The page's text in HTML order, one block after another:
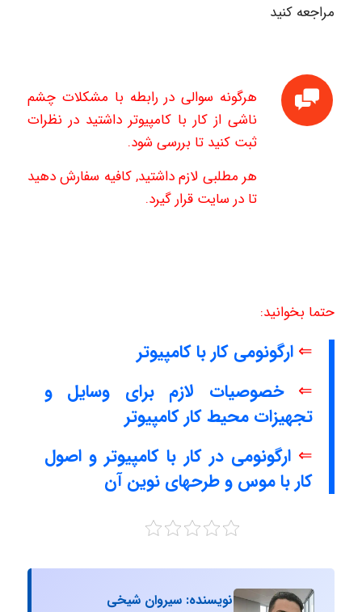
مراجعه کنید
هرگونه سوالی در رابطه با مشکلات چشم
ناشی از کار با کامپیوتر داشتید در نظرات
ثبت کنید تا بررسی شود.
هر مطلبی لازم داشتید, کافیه سفارش دهید
تا در سایت قرار گیرد.
حتما بخوانید:
⇐ ارگونومی کار با کامپیوتر
⇐ خصوصیات لازم برای وسایل و
تجهیزات محیط کار کامپیوتر
⇐ ارگونومی در کار با کامپیوتر و اصول
کار با موس و طرحهای نوین آن
نویسنده: سیروان شیخی